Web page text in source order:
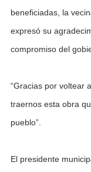
beneficiadas, la
expresó su
compromiso del
“Gracias por voltear
traernos esta obra
pueblo”.
El presidente